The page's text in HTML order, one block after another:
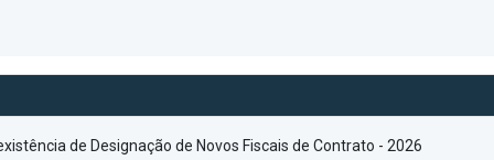
de Designação de Novos Fiscais de Contrato - 2026